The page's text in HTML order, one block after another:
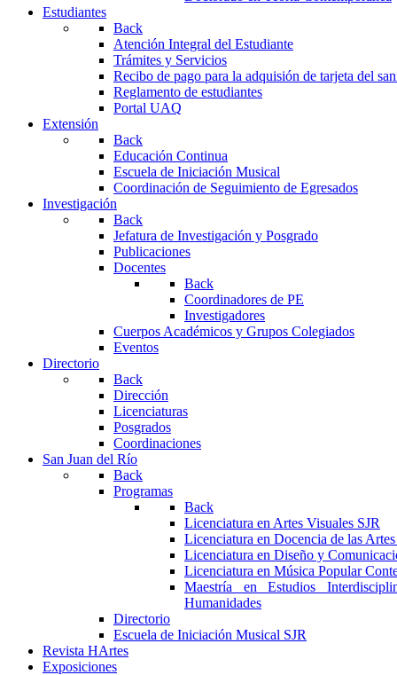
Estudiantes
Back
Atención Integral del Estudiante
Trámites y Servicios
Recibo de pago para la adquisión de tarjeta del
Reglamento de estudiantes
Portal UAQ
Extensión
Back
Educación Continua
Escuela de Iniciación Musical
Coordinación de Seguimiento de Egresados
Investigación
Back
Jefatura de Investigación y Posgrado
Publicaciones
Docentes
Back
Coordinadores de PE
Investigadores
Cuerpos Académicos y Grupos Colegiados
Eventos
Directorio
Back
Dirección
Licenciaturas
Posgrados
Coordinaciones
San Juan del Río
Back
Programas
Back
Licenciatura en Artes Visuales SJR
Licenciatura en Docencia de las
Licenciatura en Diseño y
Licenciatura en Música Popular
Maestría en Estudios
Humanidades
Directorio
Escuela de Iniciación Musical SJR
Revista HArtes
Exposiciones